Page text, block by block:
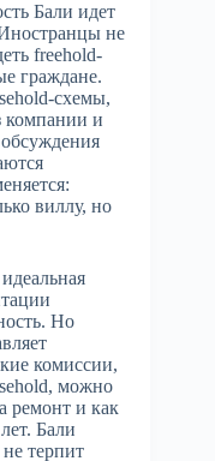
Бали идет
не
freehold-
граждане.
схемы,
компании и
виллу, но
Но
комиссии,
можно
ремонт и как
Бали
терпит